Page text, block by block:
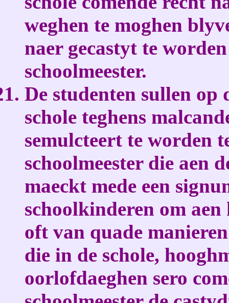
weghen te moghen
naer gecastyt te
schoolmeester.
De studenten sullen op
schole teghens
semulcteert te worden
schoolmeester die aen
maeckt mede een
schoolkinderen om
oft van quade
die in de schole,
oorlofdaeghen sero